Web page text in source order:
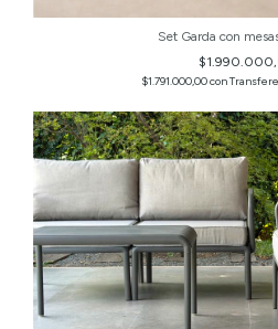
Set Garda con
$1.791.000,00con